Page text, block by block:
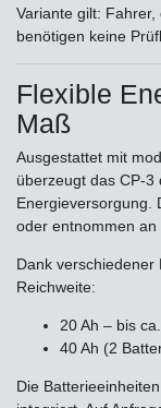
Variante gilt: Fahrer,
benötigen keine
Flexible
Maß
Ausgestattet mit
überzeugt das CP-
Energieversorgung.
oder entnommen an
Dank verschiedener
Reichweite:
20 Ah – bis
40 Ah (2
Die